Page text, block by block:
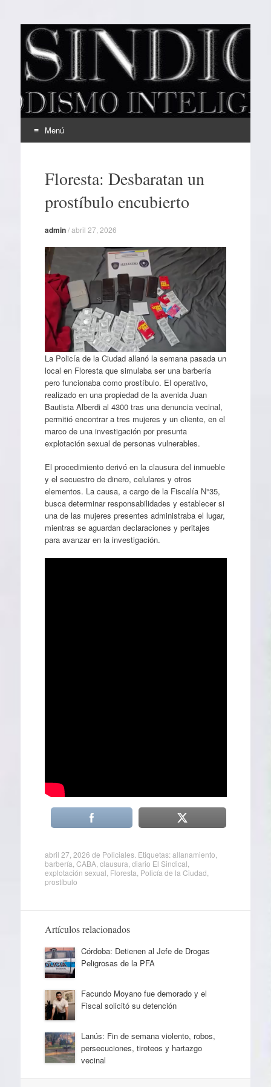
EL SINDICAL
Periodismo Inteligente
Menú
contenidoFloresta: Desbaratan un
prostíbulo encubierto
admin/abril 27, 2026
La Policía de la Ciudad allanó la semana pasada un
local en Floresta que simulaba ser una barbería
pero funcionaba como prostíbulo. El operativo,
realizado en una propiedad de la avenida Juan
Bautista Alberdi al 4300 tras una denuncia vecinal,
permitió encontrar a tres mujeres y un cliente, en el
marco de una investigación por presunta
explotación sexual de personas vulnerables.
El procedimiento derivó en la clausura del inmueble
y el secuestro de dinero, celulares y otros
elementos. La causa, a cargo de la Fiscalía N°35,
busca determinar responsabilidades y establecer si
una de las mujeres presentes administraba el lugar,
mientras se aguardan declaraciones y peritajes
para avanzar en la investigación.
abril 27, 2026 de Policiales. Etiquetas:allanamiento
barbería CABA, clausura diario El Sindical
explotación sexual Floresta Policía de la Ciudad
prostíbulo
Artículos relacionados
Córdoba: Detienen al Jefe de Drogas
Peligrosas de la PFA
Facundo Moyano fue demorado y el
Fiscal solicitó su detención
Lanús: Fin de semana violento, robos,
persecuciones, tiroteos y hartazgo
vecinal